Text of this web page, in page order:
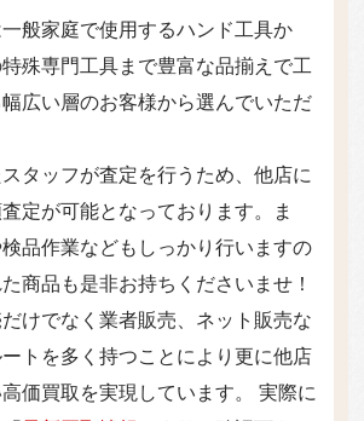
般家庭で使用するハンド工具か
殊専門工具まで豊富な品揃えで工
広い層のお客様から選んでいただ
タッフが査定を行うため、他店に
定が可能となっております。ま
品作業などもしっかり行いますの
商品も是非お持ちくださいませ！
けでなく業者販売、ネット販売な
トを多く持つことにより更に他店
価買取を実現しています。 実際に